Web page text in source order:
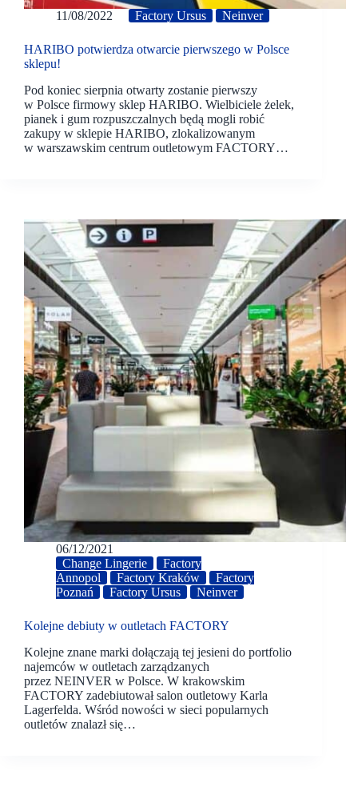
11/08/2022 Factory Ursus Neinver
HARIBO potwierdza otwarcie pierwszego w Polsce
sklepu!
Pod koniec sierpnia otwarty zostanie pierwszy
w Polsce firmowy sklep HARIBO. Wielbiciele żelek,
pianek i gum rozpuszczalnych będą mogli robić
zakupy w sklepie HARIBO, zlokalizowanym
w warszawskim centrum outletowym FACTORY…
06/12/2021
Change Lingerie
Factory
Annopol
Factory Kraków
Factory
Poznań
Factory Ursus Neinver
Kolejne debiuty w outletach FACTORY
Kolejne znane marki dołączają tej jesieni do portfolio
najemców w outletach zarządzanych
przez NEINVER w Polsce. W krakowskim
FACTORY zadebiutował salon outletowy Karla
Lagerfelda. Wśród nowości w sieci popularnych
outletów znalazł się…